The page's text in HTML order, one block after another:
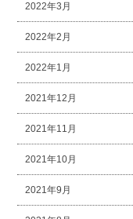
2022年3月
2022年2月
2022年1月
2021年12月
2021年11月
2021年10月
2021年9月